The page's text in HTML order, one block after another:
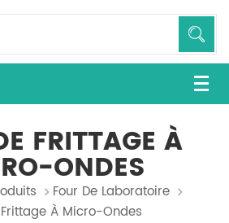
FRITTAGE À
ONDES
Four De Laboratoire
À Micro-Ondes